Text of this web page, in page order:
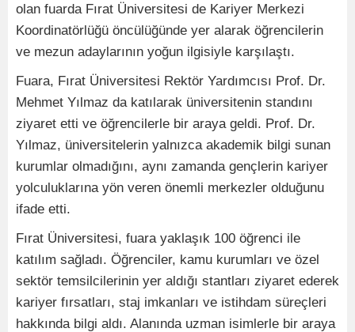
olan fuarda Fırat Üniversitesi de Kariyer Merkezi
Koordinatörlüğü öncülüğünde yer alarak öğrencilerin
ve mezun adaylarının yoğun ilgisiyle karşılaştı.
Fuara, Fırat Üniversitesi Rektör Yardımcısı Prof. Dr.
Mehmet Yılmaz da katılarak üniversitenin standını
ziyaret etti ve öğrencilerle bir araya geldi. Prof. Dr.
Yılmaz, üniversitelerin yalnızca akademik bilgi sunan
kurumlar olmadığını, aynı zamanda gençlerin kariyer
yolculuklarına yön veren önemli merkezler olduğunu
ifade etti.
Fırat Üniversitesi, fuara yaklaşık 100 öğrenci ile
katılım sağladı. Öğrenciler, kamu kurumları ve özel
sektör temsilcilerinin yer aldığı stantları ziyaret ederek
kariyer fırsatları, staj imkanları ve istihdam süreçleri
hakkında bilgi aldı. Alanında uzman isimlerle bir araya